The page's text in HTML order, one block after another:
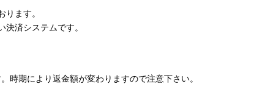
ます。
済システムです。
時期により返金額が変わりますので注意下さい。